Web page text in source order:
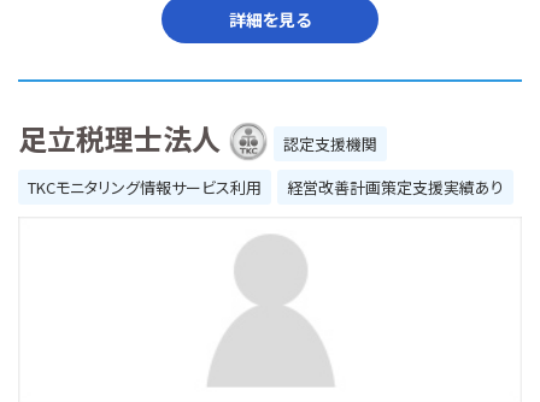
詳細を見る
足立税理士法人
認定支援機関
TKCモニタリング情報サービス利用
経営改善計画策定支援実績あり